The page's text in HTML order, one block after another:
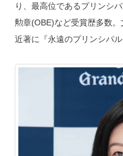
り、最高位であるプリンシ
勲章(OBE)など受賞歴多数。
近著に『永遠のプリンシパル